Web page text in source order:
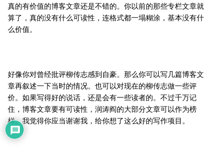
真的有价值的博客文章还是不错的。你以前的那些专栏文章就
算了，真的没有什么可读性，连格式都一塌糊涂，基本没有什
么价值。
好像你对曾经批评柳传志感到自豪。那么你可以写几篇博客文
章再叙述一下当时的情况。也可以对现在的柳传志做一些评
价。如果写得好的说话，还是会有一些读者的。不过千万记
住，博客文章要有可读性，润涛阎的大部分文章可以作为榜
样。我觉得你应当谢谢我，给你想了这么好的写作项目。